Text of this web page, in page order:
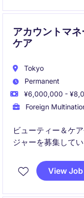
アカウントマ
ケア
Tokyo
Permanent
¥6,000,000 -
Foreign
ビューティー＆ケ
ジャーを募集して
きます。
View Job